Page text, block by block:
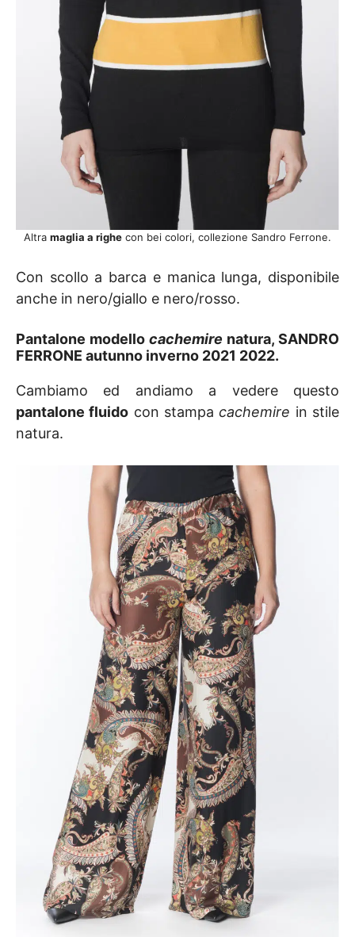
Altra maglia a righe con bei colori, collezione Sandro Ferrone.
Con scollo a barca e manica lunga, disponibile
anche in nero/giallo e nero/rosso.
Pantalone modello cachemire natura, SANDRO
FERRONE autunno inverno 2021 2022.
Cambiamo ed andiamo a vedere questo
pantalone fluido con stampacachemire in stile
natura.